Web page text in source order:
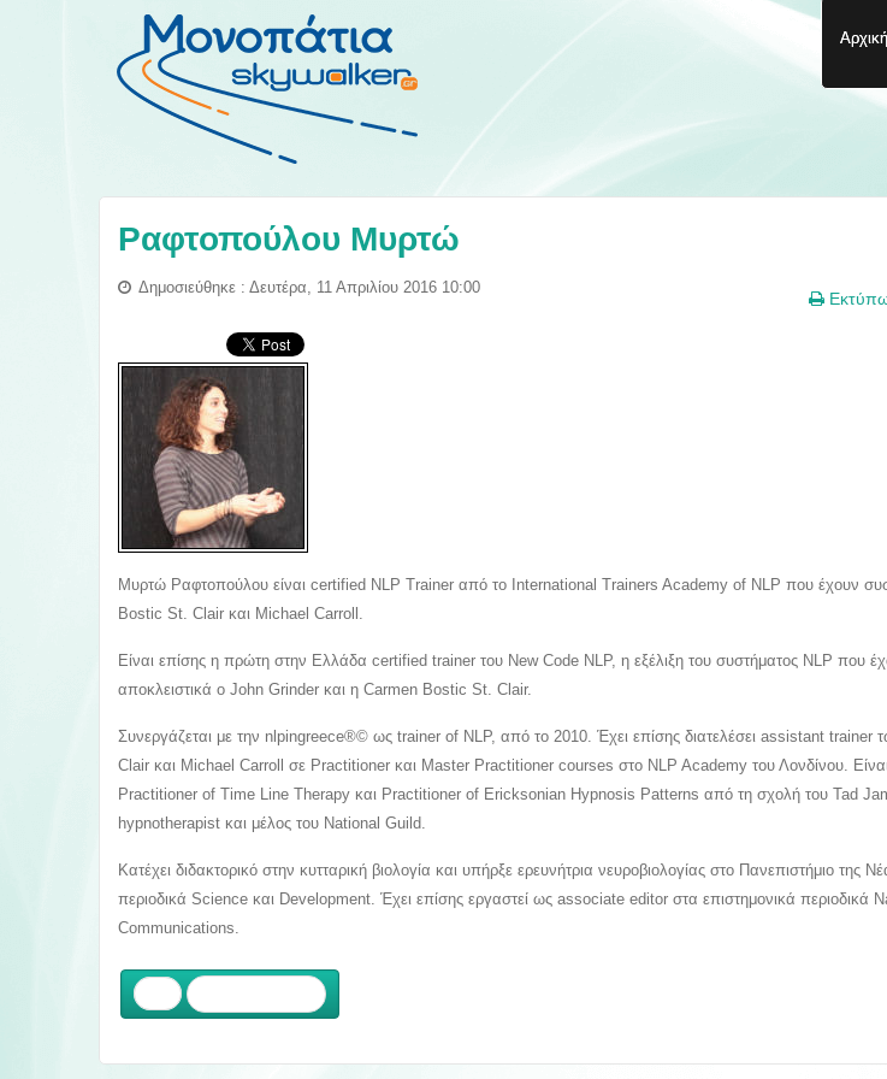
Αρχική
Ραφτοπούλου Μυρτώ
Δημοσιεύθηκε : Δευτέρα, 11 Απριλίου 2016 10:00
Μυρτώ Ραφτοπούλου είναι certified ΝLP Trainer από το International Trainers Academy of NLP που έχουν
Bostic St. Clair και Michael Carroll.
Είναι επίσης η πρώτη στην Ελλάδα certified trainer του New Code NLP, η εξέλιξη του συστήματος NLP που
αποκλειστικά ο John Grinder και η Carmen Bostic St. Clair.
Συνεργάζεται με την nlpingreece®© ως trainer of NLP, από το 2010. Έχει επίσης διατελέσει assistant
Clair και Michael Carroll σε Practitioner και Master Practitioner courses στο NLP Academy του Λονδίνου.
Practitioner of Time Line Therapy και Practitioner of Ericksonian Hypnosis Patterns από τη σχολή του Tad
hypnotherapist και μέλος του National Guild.
Κατέχει διδακτορικό στην κυτταρική βιολογία και υπήρξε ερευνήτρια νευροβιολογίας στο Πανεπιστήμιο της
περιοδικά Science και Development. Έχει επίσης εργαστεί ως associate editor στα επιστημονικά περιοδικά
Communications.